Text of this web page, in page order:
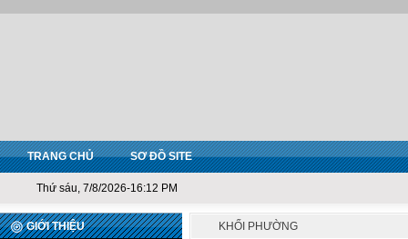
TRANG CHỦ SƠ ĐỒ SITE
Thứ sáu, 7/8/2026-16:12 PM
GIỚI THIỆU KHỐI PHƯỜNG